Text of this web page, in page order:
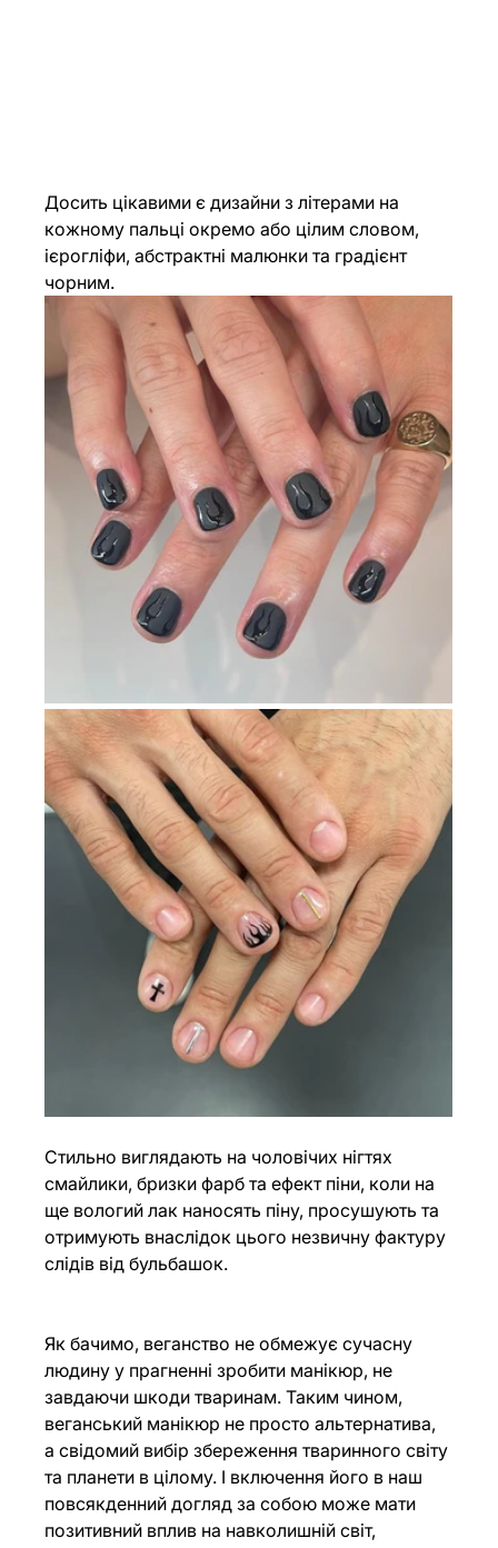
Досить цікавими є дизайни з літерами на
кожному пальці окремо або цілим словом,
ієрогліфи, абстрактні малюнки та градієнт
чорним.
Стильно виглядають на чоловічих нігтях
смайлики, бризки фарб та ефект піни, коли на
ще вологий лак наносять піну, просушують та
отримують внаслідок цього незвичну фактуру
слідів від бульбашок.
Як бачимо, веганство не обмежує сучасну
людину у прагненні зробити манікюр, не
завдаючи шкоди тваринам. Таким чином,
веганський манікюр не просто альтернатива,
а свідомий вибір збереження тваринного світу
та планети в цілому. І включення його в наш
повсякденний догляд за собою може мати
позитивний вплив на навколишній світ,